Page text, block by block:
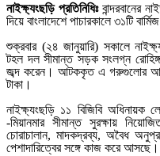
নাইক্ষ্যংছড়ি প্রতিনিধিঃবান্দরবানের
দিয়ে বাংলাদেশে পাচারকালে ৩১টি
শুক্রবার (২৪ জানুয়ারি) সকালে
টহল দল সীমান্ত সড়ক সংলগ্ন
জব্দ করেন। আটককৃত এ গরুগুলোর
টাকা।
নাইক্ষ্যংছড়ি ১১ বিজিবি অধিনায়ক
-মিয়ানমার সীমান্ত সুরক্ষায়
চোরাচালান, মাদকদ্রব্য, অবৈধ
পেশাদারিত্বের সঙ্গে কাজ করে